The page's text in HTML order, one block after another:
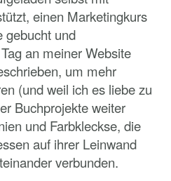
einen Marketingkurs
gebucht und
an meiner Website
um mehr
(und weil ich es liebe zu
Buchprojekte weiter
und Farbkleckse, die
auf ihrer Leinwand
verbunden.